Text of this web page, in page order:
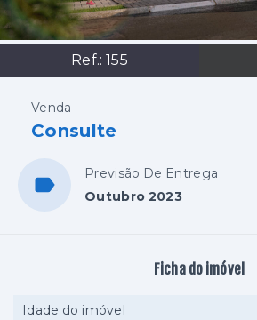
Ref.:155
Venda
Consulte
Previsão De Entrega
Outubro 2023
Ficha do imóvel
Idade do imóvel